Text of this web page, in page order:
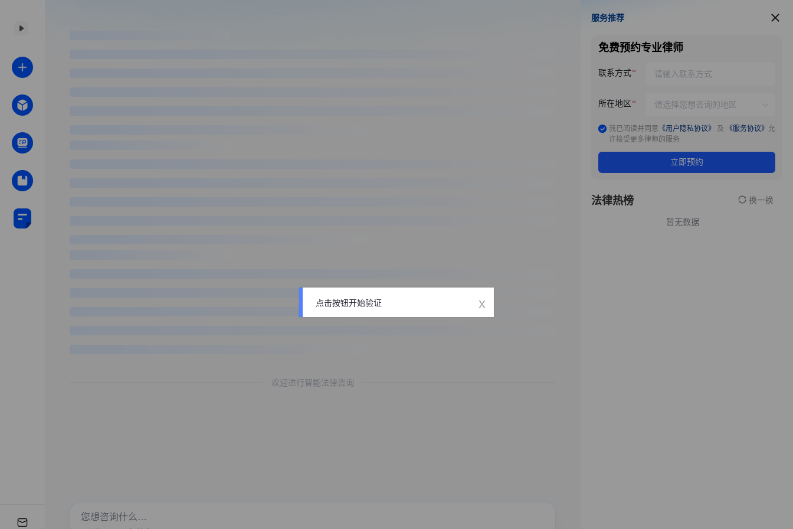
欢迎进行智能法律咨询
服务推荐
服务推荐
免费预约专业律师
联系方式
所在地区
我已阅读并同意 《用户隐私协议》 及 《服务协议》 允
许接受更多律师的服务
立即预约
法律热榜 换一换
暂无数据
点击按钮开始验证 x